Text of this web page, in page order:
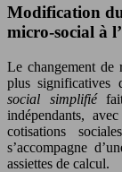
Modification
micro-social à
Le changement de
plus significatives
social simplifiéfait
indépendants,
cotisations
s’accompagne
assiettes de calcul.